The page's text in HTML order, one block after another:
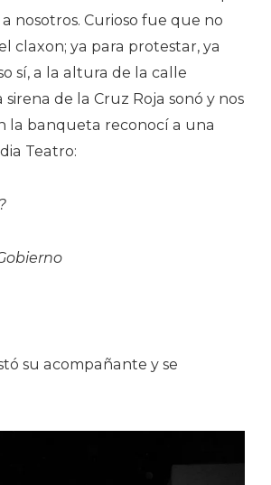
nosotros. Curioso fue que no
claxon; ya para protestar, ya
sí, a la altura de la calle
de la Cruz Roja sonó y nos
la banqueta reconocí a una
Teatro:
su acompañante y se